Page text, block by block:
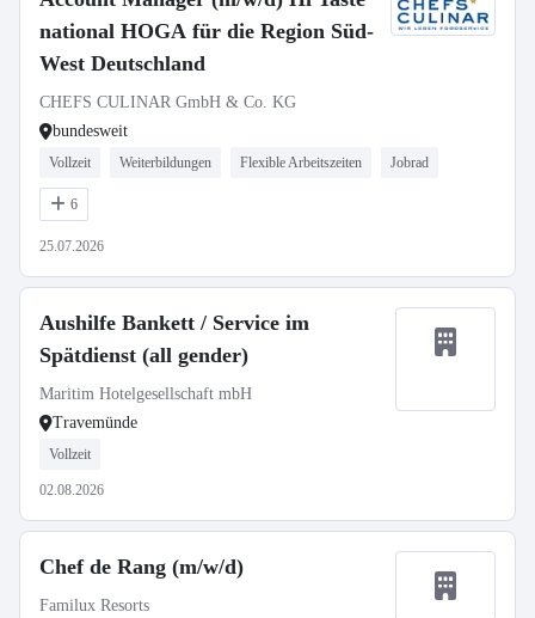
national HOGA für die Region Süd-
West Deutschland
CHEFS CULINAR GmbH & Co. KG
bundesweit
Vollzeit Weiterbildungen Flexible Arbeitszeiten Jobrad
6
25.07.2026
Aushilfe Bankett / Service im
Spätdienst (all gender)
Maritim Hotelgesellschaft mbH
Travemünde
Vollzeit
02.08.2026
Chef de Rang (m/w/d)
Familux Resorts